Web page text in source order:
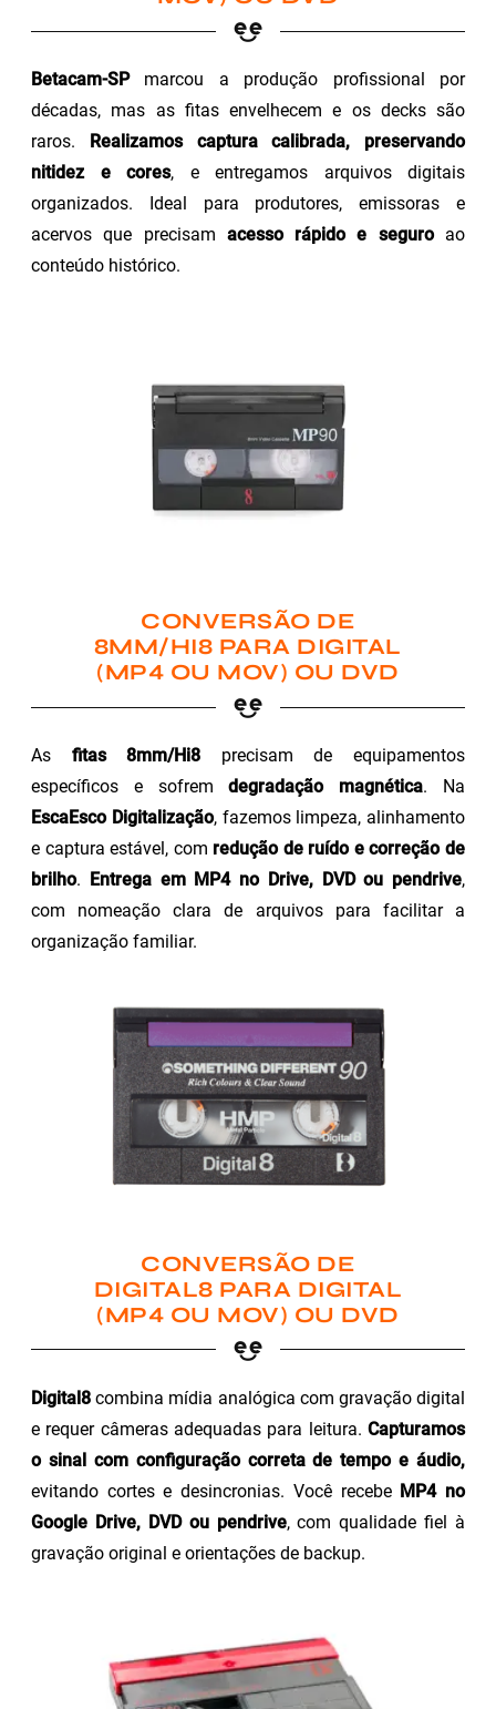
Betacam-SPmarcou a produção profissional por
décadas, mas as fitas envelhecem e os decks são
raros.
Realizamos captura calibrada, preservando
nitidez e cores, e entregamos arquivos digitais
organizados. Ideal para produtores, emissoras e
acervos que precisam acesso rápido e seguroao
conteúdo histórico.
CONVERSÃO DE
8MM/HI8 PARA DIGITAL
(MP4 OU MOV) OU DVD
As fitas 8mm/Hi8 precisam de equipamentos
específicos e sofremdegradação magnética. Na
EscaEsco Digitalização, fazemos limpeza, alinhamento
e captura estável, com redução de ruído e correção de
brilho. Entrega em MP4 no Drive, DVD ou pendrive,
com nomeação clara de arquivos para facilitar a
organização familiar.
CONVERSÃO DE
DIGITAL8 PARA DIGITAL
(MP4 OU MOV) OU DVD
Digital8 combina mídia analógica com gravação digital
e requer câmeras adequadas para leitura. Capturamos
o sinal com configuração correta de tempo e áudio,
evitando cortes e desincronias. Você recebe MP4 no
Google Drive, DVD ou pendrive, com qualidade fiel à
gravação original e orientações de backup.